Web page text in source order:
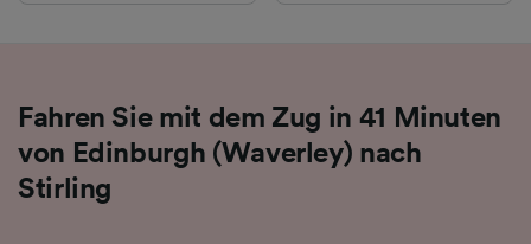
Fahren Sie mit dem Zug in 41 Minuten
von Edinburgh (Waverley) nach
Stirling